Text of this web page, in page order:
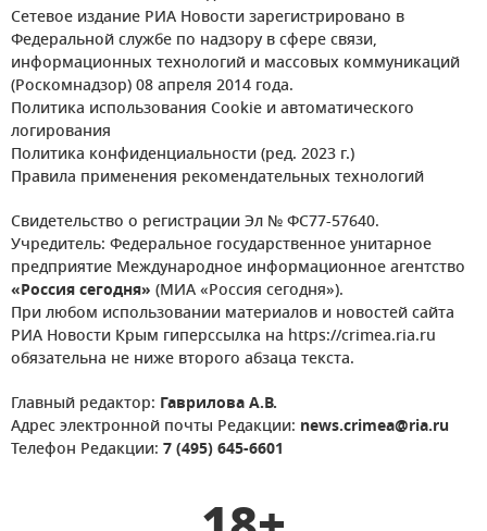
Сетевое издание РИА Новости зарегистрировано в
Федеральной службе по надзору в сфере связи,
информационных технологий и массовых коммуникаций
(Роскомнадзор) 08 апреля 2014 года.
Политика использования Cookie и автоматического
логирования
Политика конфиденциальности (ред. 2023 г.)
Правила применения рекомендательных технологий
Свидетельство о регистрации Эл № ФС77-57640.
Учредитель: Федеральное государственное унитарное
предприятие Международное информационное агентство
«Россия сегодня» (МИА «Россия сегодня»).
При любом использовании материалов и новостей сайта
РИА Новости Крым гиперссылка на https://crimea.ria.ru
обязательна не ниже второго абзаца текста.
Главный редактор: Гаврилова А.В.
Адрес электронной почты Редакции: news.crimea@ria.ru
Телефон Редакции: 7 (495) 645-6601